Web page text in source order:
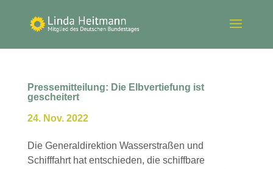
Pressemitteilung: Die Elbvertiefung ist
gescheitert
24. Nov. 2022
Die Generaldirektion Wasserstraßen und
Schifffahrt hat entschieden, die schiffbare